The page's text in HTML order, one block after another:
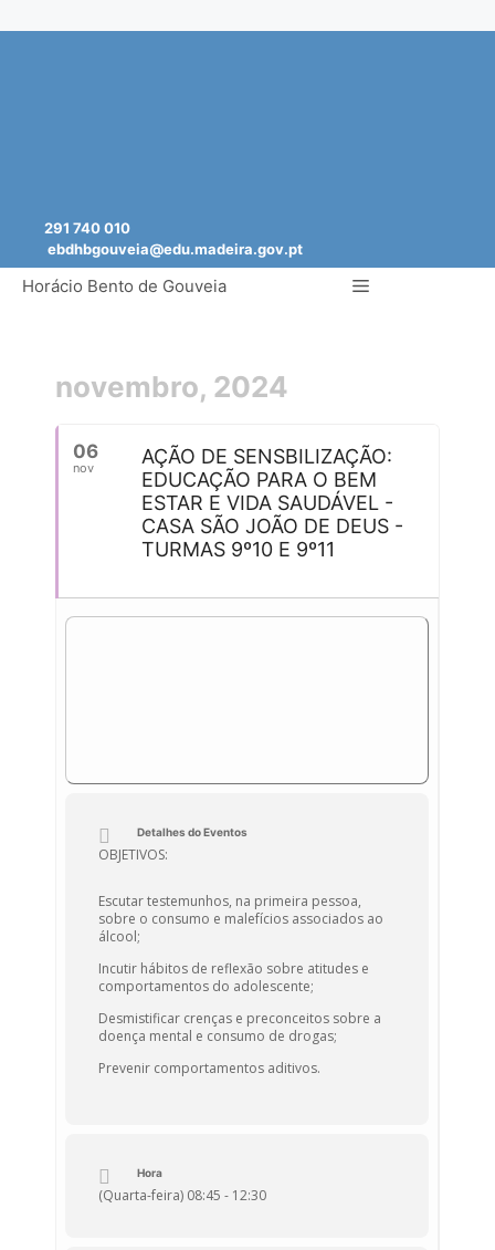
291 740 010
ebdhbgouveia@edu.madeira.gov.pt
Horácio Bento de Gouveia Menu
novembro, 2024
06
nov
AÇÃO DE SENSBILIZAÇÃO:
EDUCAÇÃO PARA O BEM
ESTAR E VIDA SAUDÁVEL -
CASA SÃO JOÃO DE DEUS -
TURMAS 9º10 E 9º11
Detalhes do Eventos
OBJETIVOS:
Escutar testemunhos, na primeira pessoa,
sobre o consumo e malefícios associados ao
álcool;
Incutir hábitos de reflexão sobre atitudes e
comportamentos do adolescente;
Desmistificar crenças e preconceitos sobre a
doença mental e consumo de drogas;
Prevenir comportamentos aditivos.
Hora
(Quarta-feira) 08:45 - 12:30